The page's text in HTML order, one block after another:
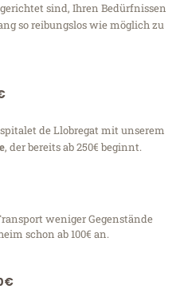
sind, Ihren Bedürfnissen
so reibungslos wie möglich zu
de Llobregat mit unserem
, der bereits ab 250€ beginnt.
weniger Gegenstände
schon ab 100€ an.